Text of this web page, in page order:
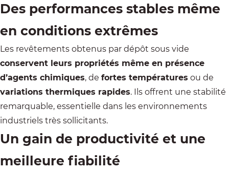
Des performances stables même
en conditions extrêmes
Les revêtements obtenus par dépôt sous vide
conservent leurs propriétés même en présence
d’agents chimiques, de fortes températures ou de
variations thermiques rapides. Ils offrent une stabilité
remarquable, essentielle dans les environnements
industriels très sollicitants.
Un gain de productivité et une
meilleure fiabilité